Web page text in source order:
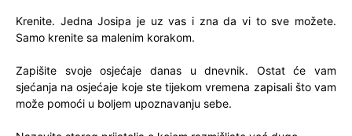
Krenite. Jedna Josipa je uz vas i zna da vi to sve možete.
Samo krenite sa malenim korakom.
Zapišite svoje osjećaje danas u dnevnik. Ostat će vam
sjećanja na osjećaje koje ste tijekom vremena zapisali što vam
može pomoći u boljem upoznavanju sebe.